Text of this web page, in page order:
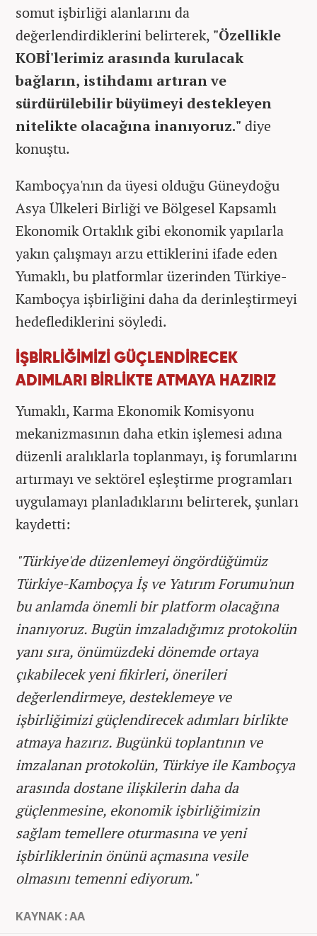
somut işbirliği alanlarını da
değerlendirdiklerini belirterek, "Özellikle
KOBİ'lerimiz arasında kurulacak
bağların, istihdamı artıran ve
sürdürülebilir büyümeyi destekleyen
nitelikte olacağına inanıyoruz." diye
konuştu.
Kamboçya'nın da üyesi olduğu Güneydoğu
Asya Ülkeleri Birliği ve Bölgesel Kapsamlı
Ekonomik Ortaklık gibi ekonomik yapılarla
yakın çalışmayı arzu ettiklerini ifade eden
Yumaklı, bu platformlar üzerinden Türkiye-
Kamboçya işbirliğini daha da derinleştirmeyi
hedeflediklerini söyledi.
İŞBİRLİĞİMİZİ GÜÇLENDİRECEK
ADIMLARI BİRLİKTE ATMAYA HAZIRIZ
Yumaklı, Karma Ekonomik Komisyonu
mekanizmasının daha etkin işlemesi adına
düzenli aralıklarla toplanmayı, iş forumlarını
artırmayı ve sektörel eşleştirme programları
uygulamayı planladıklarını belirterek, şunları
kaydetti:
"Türkiye'de düzenlemeyi öngördüğümüz
Türkiye-Kamboçya İş ve Yatırım Forumu'nun
bu anlamda önemli bir platform olacağına
inanıyoruz. Bugün imzaladığımız protokolün
yanı sıra, önümüzdeki dönemde ortaya
çıkabilecek yeni fikirleri, önerileri
değerlendirmeye, desteklemeye ve
işbirliğimizi güçlendirecek adımları birlikte
atmaya hazırız. Bugünkü toplantının ve
imzalanan protokolün, Türkiye ile Kamboçya
arasında dostane ilişkilerin daha da
güçlenmesine, ekonomik işbirliğimizin
sağlam temellere oturmasına ve yeni
işbirliklerinin önünü açmasına vesile
olmasını temenni ediyorum."
KAYNAK : AA